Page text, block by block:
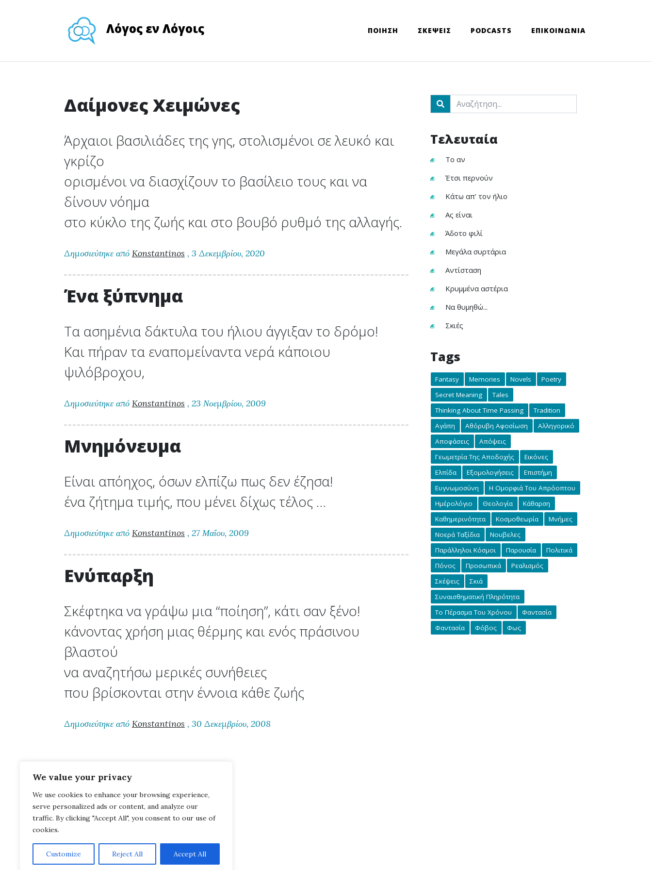
We value your privacy
We use cookies to enhance your browsing experience,
serve personalized ads or content, and analyze our
traffic. By clicking "Accept All", you consent to our use of
cookies.
Customize Reject All Accept All
Λόγος εν Λόγοις ΠΟΙΗΣΗ ΣΚΕΨΕΙΣ PODCASTS ΕΠΙΚΟΙΝΩΝΙΑ
Δαίμονες Χειμώνες
Άρχαιοι βασιλιάδες της γης, στολισμένοι σε λευκό και
γκρίζο
ορισμένοι να διασχίζουν το βασίλειο τους και να
δίνουν νόημα
στο κύκλο της ζωής και στο βουβό ρυθμό της αλλαγής.
Δημοσιεύτηκε από Konstantinos , 3 Δεκεμβρίου, 2020
Ένα ξύπνημα
Τα ασημένια δάκτυλα του ήλιου άγγιξαν το δρόμο!
Και πήραν τα εναπομείναντα νερά κάποιου
ψιλόβροχου,
Δημοσιεύτηκε από Konstantinos , 23 Νοεμβρίου, 2009
Μνημόνευμα
Είναι απόηχος, όσων ελπίζω πως δεν έζησα!
ένα ζήτημα τιμής, που μένει δίχως τέλος …
Δημοσιεύτηκε από Konstantinos , 27 Μαΐου, 2009
Ενύπαρξη
Σκέφτηκα να γράψω μια “ποίηση”, κάτι σαν ξένο!
κάνοντας χρήση μιας θέρμης και ενός πράσινου
βλαστού
να αναζητήσω μερικές συνήθειες
που βρίσκονται στην έννοια κάθε ζωής
Δημοσιεύτηκε από Konstantinos , 30 Δεκεμβρίου, 2008
Search
Τελευταία
Το αν
Έτσι περνούν
Κάτω απ’ τον ήλιο
Ας είναι
Άδοτο φιλί
Μεγάλα συρτάρια
Αντίσταση
Κρυμμένα αστέρια
Να θυμηθώ...
Σκιές
Tags
Fantasy Memories Novels
Poetry
Secret Meaning
Tales
Thinking About Time Passing
Tradition
Αγάπη
Αθόρυβη Αφοσίωση
Αλληγορικό
Αποφάσεις
Απόψεις
Γεωμετρία Της Αποδοχής
Εικόνες
Ελπίδα
Εξομολογήσεις
Επιστήμη
Ευγνωμοσύνη
Η Ομορφιά Του Απρόοπτου
Ημέρολόγιο
Θεολογία
Κάθαρση
Καθημερινότητα
Κοσμοθεωρία
Μνήμες
Νοερά Ταξίδια
Νουβελες
Παράλληλοι Κόσμοι
Παρουσία
Πολιτικά
Πόνος
Προσωπικά
Ρεαλισμός
Σκέψεις
Σκιά
Συναισθηματική Πληρότητα
Το Πέρασμα Του Χρόνου
Φαντασία
Φαντασία
Φόβος Φως